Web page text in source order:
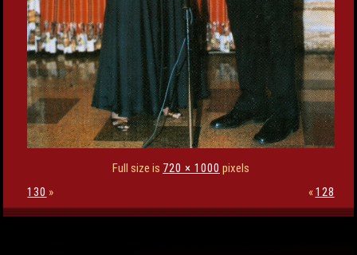
Full size is 720 × 1000 pixels
130 » «128